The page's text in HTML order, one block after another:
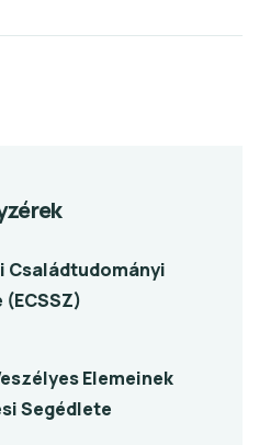
Családtudományi
Elemeinek
Segédlete